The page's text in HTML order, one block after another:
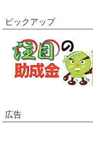
ピックアップ
広告